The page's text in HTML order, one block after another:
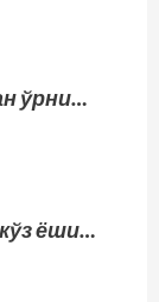
ўрни…
ёши…